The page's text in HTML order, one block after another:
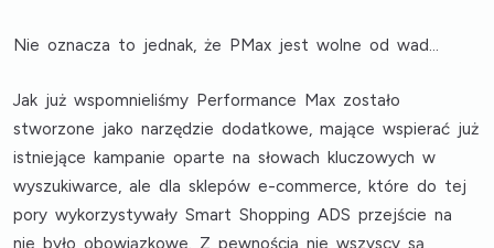
Nie oznacza to jednak, że PMax jest wolne od wad…
Jak już wspomnieliśmy Performance Max zostało
stworzone jako narzędzie dodatkowe, mające wspierać już
istniejące kampanie oparte na słowach kluczowych w
wyszukiwarce, aledla sklepów e-commerce, które do tej
pory wykorzystywały Smart Shopping ADS przejście na
nie było obowiązkowe. Z pewnością nie wszyscy są